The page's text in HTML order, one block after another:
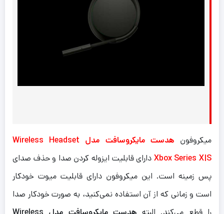
میکروفون
هدست مایکروسافت مدل Wireless Headset
Xbox Series X|S دارای قابلیت ایزوله کردن صدا و حذف صدای
پس زمینه است. این میکروفون دارای قابلیت میوت خودکار
است و زمانی که از آن استفاده نمی‌کنید، به صورت خودکار صدا